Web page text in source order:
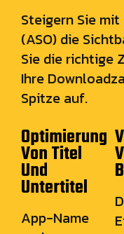
Steigern Sie
(ASO) die
Sie die richtige
Ihre
Spitze auf.
Optimierung
Von Titel
Und
Untertitel
App-Name